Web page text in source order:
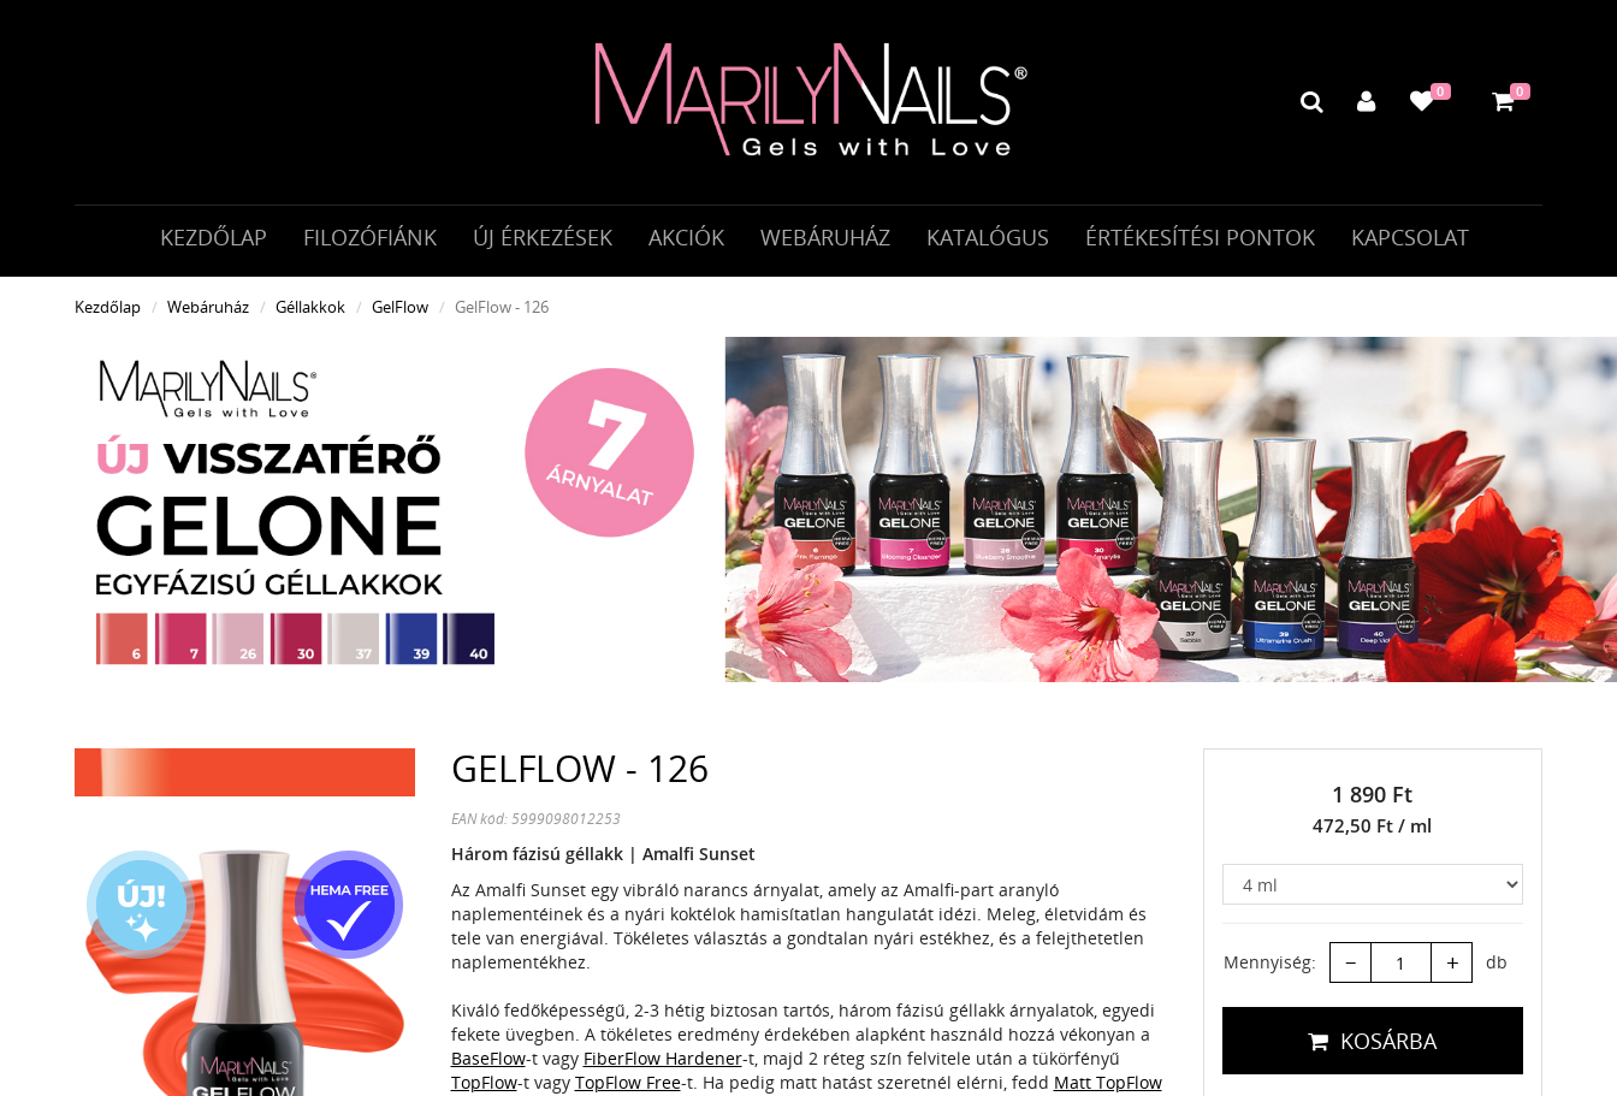
0 0
KEZDŐLAP FILOZÓFIÁNK ÚJ ÉRKEZÉSEK AKCIÓK WEBÁRUHÁZ KATALÓGUS ÉRTÉKESÍTÉSI PONTOK KAPCSOLAT
Kezdőlap Webáruház Géllakkok GelFlow GelFlow - 126
GELFLOW - 126
EAN kód: 5999098012253
Három fázisú géllakk | Amalfi Sunset
Az Amalfi Sunset egy vibráló narancs árnyalat, amely az Amalfi-part aranyló
naplementéinek és a nyári koktélok hamisítatlan hangulatát idézi. Meleg, életvidám és
tele van energiával. Tökéletes választás a gondtalan nyári estékhez, és a felejthetetlen
naplementékhez.
Kiváló fedőképességű, 2-3 hétig biztosan tartós, három fázisú géllakk árnyalatok, egyedi
fekete üvegben. A tökéletes eredmény érdekében alapként használd hozzá vékonyan a
BaseFlow-t vagy FiberFlow Hardener-t, majd 2 réteg szín felvitele után a tükörfényű
TopFlow-t vagy TopFlow Free-t. Ha pedig matt hatást szeretnél elérni, fedd Matt TopFlow
1 890 Ft
472,50 Ft / ml
Mennyiség: – + db
KOSÁRBA